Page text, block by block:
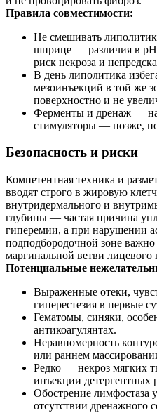
Правила совместимости:
Не смешивать
шприце — различия в
риск некроза и
В день липолитика
мезоинъекций в той же
поверхностно и не
Ферменты и дренаж — на
стимуляторы — позже,
Безопасность и риски
Компетентная техника и
вводят строго в жировую
внутридермального и
глубины — частая причина
гиперемии, а при нарушении
подподбородочной зоне
маргинальной ветви лицевого
Потенциальные
Выраженные отеки,
гиперестезия в первые
Гематомы, синяки,
антикоагулянтах.
Неравномерность
или раннем
Редко — некроз мягких
инъекции детергентных
Обострение лимфостаза
отсутствии дренажного